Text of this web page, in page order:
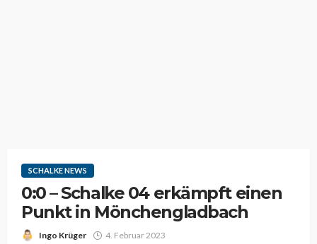
SCHALKE NEWS
0:0 – Schalke 04 erkämpft einen
Punkt in Mönchengladbach
Ingo Krüger 4. Februar 2023